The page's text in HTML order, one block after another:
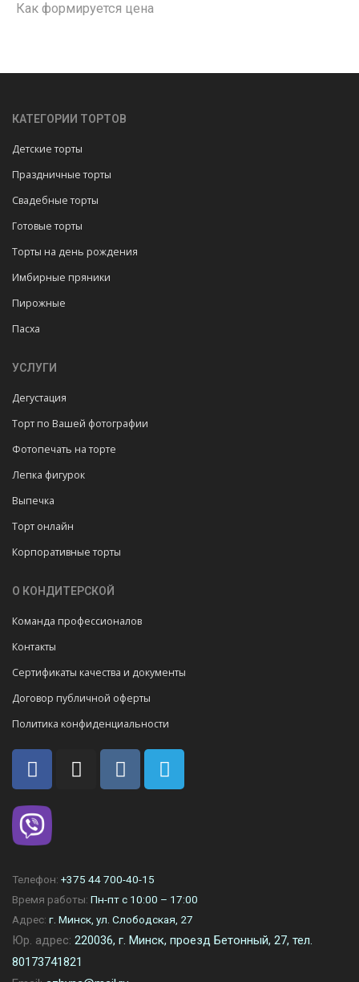
Как формируется цена
КАТЕГОРИИ ТОРТОВ
Детские торты
Праздничные торты
Свадебные торты
Готовые торты
Торты на день рождения
Имбирные пряники
Пирожные
Пасха
УСЛУГИ
Дегустация
Торт по Вашей фотографии
Фотопечать на торте
Лепка фигурок
Выпечка
Торт онлайн
Корпоративные торты
О КОНДИТЕРСКОЙ
Команда профессионалов
Контакты
Сертификаты качества и документы
Договор публичной оферты
Политика конфиденциальности
Телефон: +375 44 700-40-15
Время работы: Пн-пт с 10:00 – 17:00
Адрес: г. Минск, ул. Слободская, 27
Юр. адрес: 220036, г. Минск, проезд Бетонный, 27, тел.
80173741821